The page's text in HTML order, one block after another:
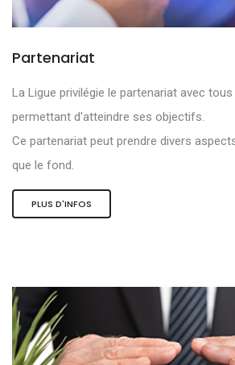
Partenariat
La Ligue privilégie le partenariat avec
permettant d'atteindre ses objectifs.
Ce partenariat peut prendre divers
que le fond.
PLUS D'INFOS